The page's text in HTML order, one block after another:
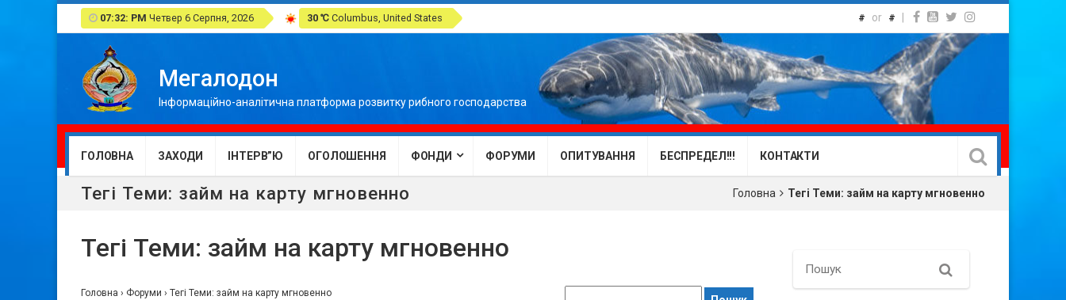
07:32: PM Четвер 6 Серпня, 2026 30 ℃ Columbus, United States # or #
Мегалодон
Інформаційно-аналітична платформа розвитку рибного господарства
ГОЛОВНА ЗАХОДИ ІНТЕРВ”Ю ОГОЛОШЕННЯ ФОНДИ ФОРУМИ ОПИТУВАННЯ БЕСПРЕДЕЛ!!! КОНТАКТИ
Тегі Теми: займ на карту мгновенно Головна Тегі Теми: займ на карту мгновенно
Тегі Теми: займ на карту мгновенно
Головна › Форуми › Тегі Теми: займ на карту мгновенно
Search